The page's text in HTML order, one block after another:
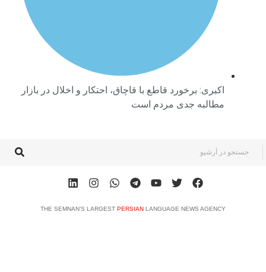
اکبری: برخورد قاطع با قاچاق، احتکار و اخلال در بازار
مطالبه جدی مردم است
THE SEMNAN’S LARGESTPERSIAN LANGUAGE NEWS AGENCY